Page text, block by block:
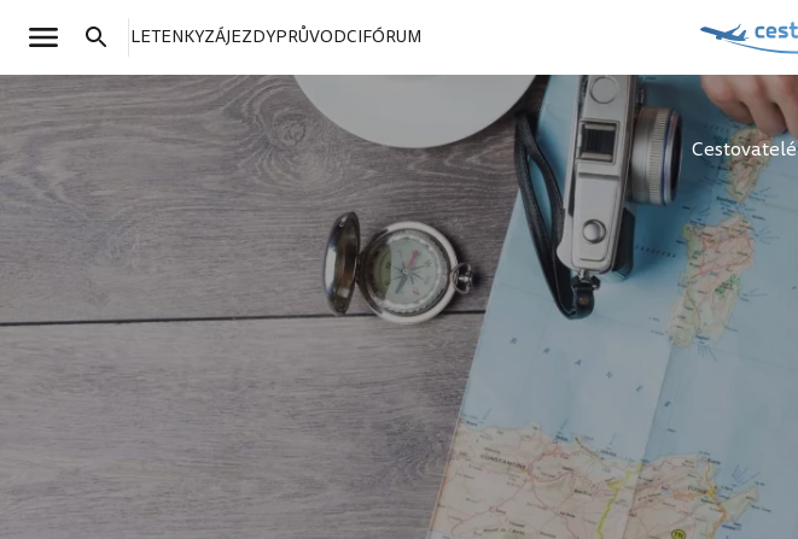
LETENKYZÁJEZDYPRŮVODCIFÓRUM
Cestovatelé